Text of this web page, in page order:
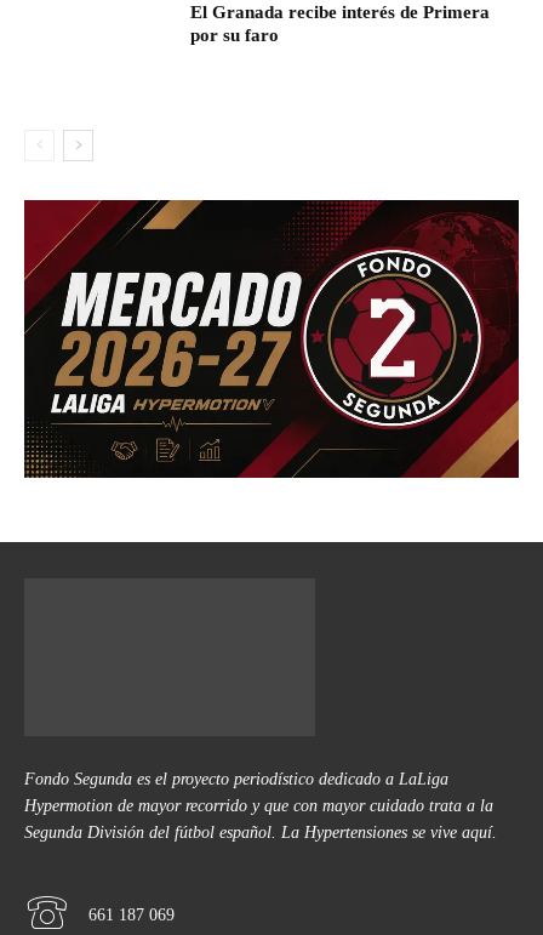
El Granada recibe interés de Primera
por su faro
Fondo Segunda es el proyecto periodístico dedicado a LaLiga
Hypermotion de mayor recorrido y que con mayor cuidado trata a la
Segunda División del fútbol español. La Hypertensiones se vive aquí.
661 187 069